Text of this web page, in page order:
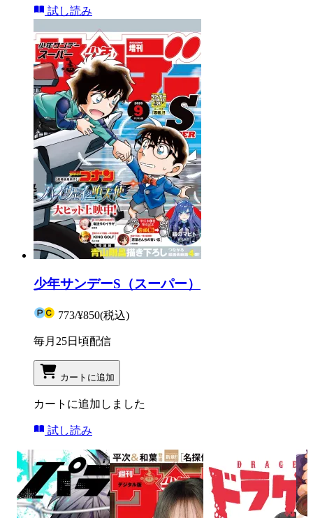
試し読み
少年サンデーS（スーパー）
773/¥850(税込)
毎月25日頃配信
カートに追加
カートに追加しました
試し読み